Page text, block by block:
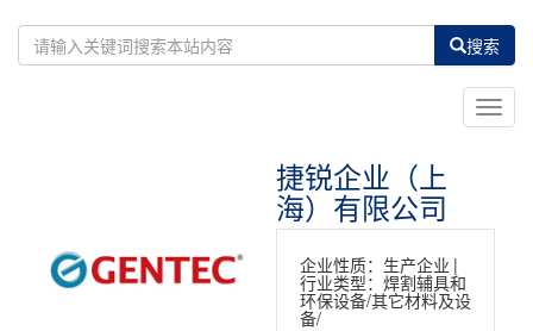
搜索
捷锐企业（上
海）有限公司
企业性质： 生产企业 |
行业类型： 焊割辅具和
环保设备/其它材料及设
备/